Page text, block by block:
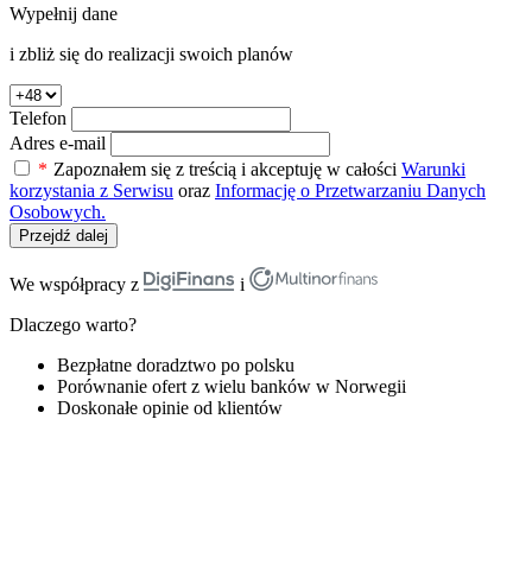
Wypełnij dane
i zbliż się do realizacji swoich planów
Telefon
Adres e-mail
* Zapoznałem się z treścią i akceptuję w całości Warunki
korzystania z Serwisu oraz Informację o Przetwarzaniu Danych
Osobowych.
Przejdź dalej
We współpracy z
i
Dlaczego warto?
Bezpłatne doradztwo po polsku
Porównanie ofert z wielu banków w Norwegii
Doskonałe opinie od klientów